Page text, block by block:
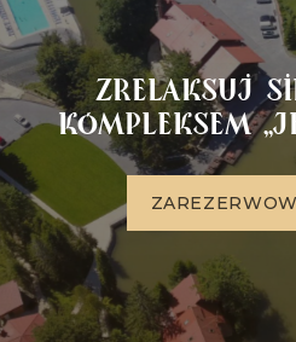
Zrelaksuj
kompleksem
ZAREZERWOW